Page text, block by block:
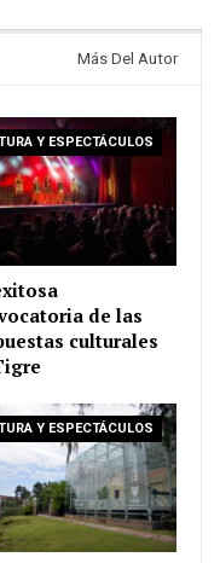
Más Del Autor
Y ESPECTÁCULOS
de las
culturales
Y ESPECTÁCULOS